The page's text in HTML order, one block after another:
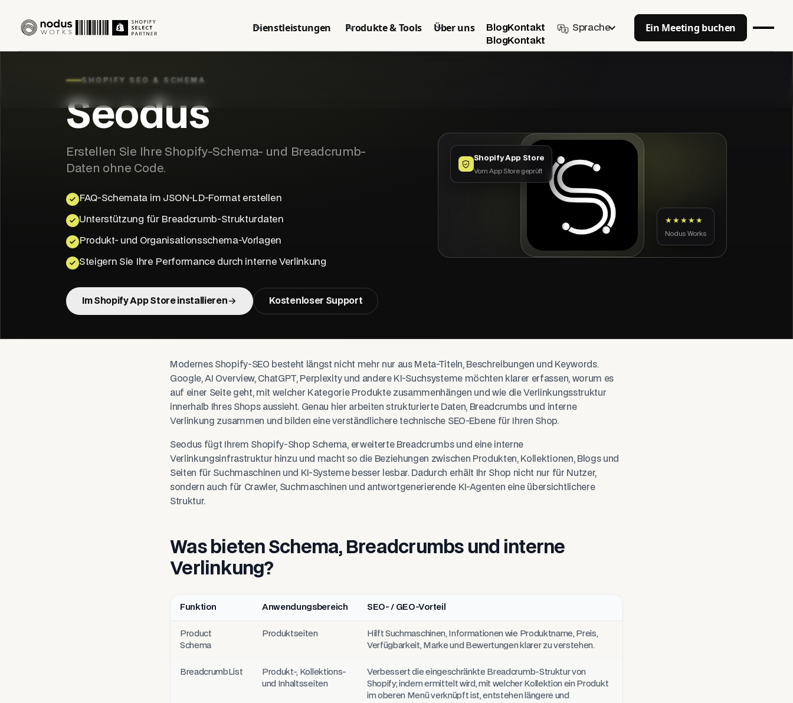
Dienstleistungen Produkte & Tools Über uns
Blog
Blog
Kontakt
Kontakt
Sprache Ein Meeting buchen
SHOPIFY SEO & SCHEMA
Seodus
Erstellen Sie Ihre Shopify-Schema- und Breadcrumb-
Daten ohne Code.
FAQ-Schemata im JSON-LD-Format erstellen
Unterstützung für Breadcrumb-Strukturdaten
Produkt- und Organisationsschema-Vorlagen
Steigern Sie Ihre Performance durch interne Verlinkung
Im Shopify App Store installieren Kostenloser Support
Shopify App Store
Vom App Store geprüft
★★★★★
Nodus Works
Modernes Shopify-SEO besteht längst nicht mehr nur aus Meta-Titeln, Beschreibungen und Keywords.
Google, AI Overview, ChatGPT, Perplexity und andere KI-Suchsysteme möchten klarer erfassen, worum es
auf einer Seite geht, mit welcher Kategorie Produkte zusammenhängen und wie die Verlinkungsstruktur
innerhalb Ihres Shops aussieht. Genau hier arbeiten strukturierte Daten, Breadcrumbs und interne
Verlinkung zusammen und bilden eine verständlichere technische SEO-Ebene für Ihren Shop.
Seodus fügt Ihrem Shopify-Shop Schema, erweiterte Breadcrumbs und eine interne
Verlinkungsinfrastruktur hinzu und macht so die Beziehungen zwischen Produkten, Kollektionen, Blogs und
Seiten für Suchmaschinen und KI-Systeme besser lesbar. Dadurch erhält Ihr Shop nicht nur für Nutzer,
sondern auch für Crawler, Suchmaschinen und antwortgenerierende KI-Agenten eine übersichtlichere
Struktur.
Was bieten Schema, Breadcrumbs und interne
Verlinkung?
Funktion Anwendungsbereich SEO- / GEO-Vorteil
Product
Schema
Produktseiten
Hilft Suchmaschinen, Informationen wie Produktname, Preis,
Verfügbarkeit, Marke und Bewertungen klarer zu verstehen.
BreadcrumbList
Produkt-, Kollektions-
und Inhaltsseiten
Verbessert die eingeschränkte Breadcrumb-Struktur von
Shopify; indem ermittelt wird, mit welcher Kollektion ein Produkt
im oberen Menü verknüpft ist, entstehen längere und